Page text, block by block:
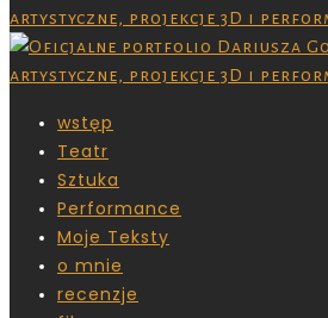
wstęp
Teatr
Sztuka
Performance
Moje Teksty
o mnie
recenzje